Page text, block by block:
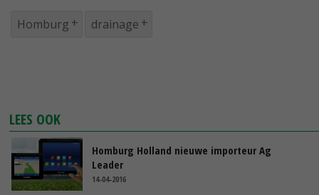
Homburg drainage
LEES OOK
Homburg Holland nieuwe importeur Ag
Leader
14-04-2016